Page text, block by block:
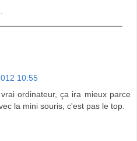
10:55
ordinateur, ça ira mieux parce
la mini souris, c'est pas le top.